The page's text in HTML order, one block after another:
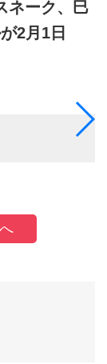
ネーク、巳
2月1日